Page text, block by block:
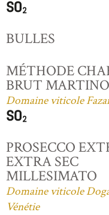
BULLES
MÉTHODE
BRUT
Domaine viticole
PROSECCO
EXTRA SEC
MILLESIMATO
Domaine viticole
Vénétie